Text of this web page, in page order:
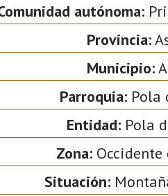
autónoma:
Provincia:
Municipio:
Parroquia: Pola
Entidad:Pola
Zona:Occidente
Situación: